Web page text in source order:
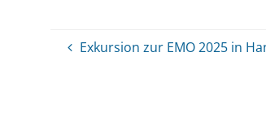
Exkursion zur EMO 2025 in